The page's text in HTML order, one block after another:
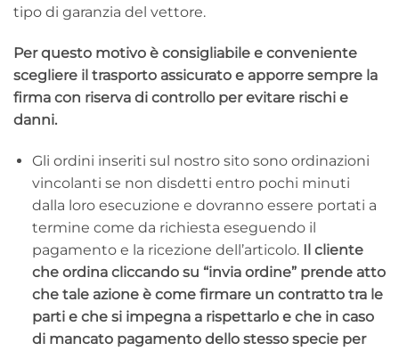
tipo di garanzia del vettore.
Per questo motivo è consigliabile e conveniente
scegliere il trasporto assicurato e apporre sempre la
firma con riserva di controllo per evitare rischi e
danni.
Gli ordini inseriti sul nostro sito sono ordinazioni
vincolanti se non disdetti entro pochi minuti
dalla loro esecuzione e dovranno essere portati a
termine come da richiesta eseguendo il
pagamento e la ricezione dell’articolo. Il cliente
che ordina cliccando su “invia ordine” prende atto
che tale azione è come firmare un contratto tra le
parti e che si impegna a rispettarlo e che in caso
di mancato pagamento dello stesso specie per